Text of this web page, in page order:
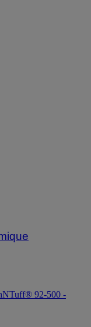
92-500 -